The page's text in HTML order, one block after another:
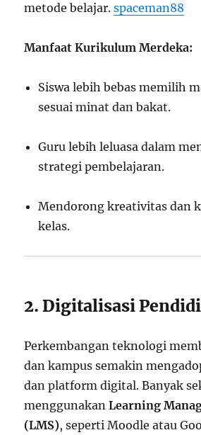
metode belajar.spaceman88
Manfaat Kurikulum Merdeka:
Siswa lebih bebas memilih
sesuai minat dan bakat.
Guru lebih leluasa dalam
strategi pembelajaran.
Mendorong kreativitas dan
kelas.
2. Digitalisasi
Perkembangan teknologi
dan kampus semakin
dan platform digital. Banyak
menggunakanLearning
(LMS), seperti Moodle atau